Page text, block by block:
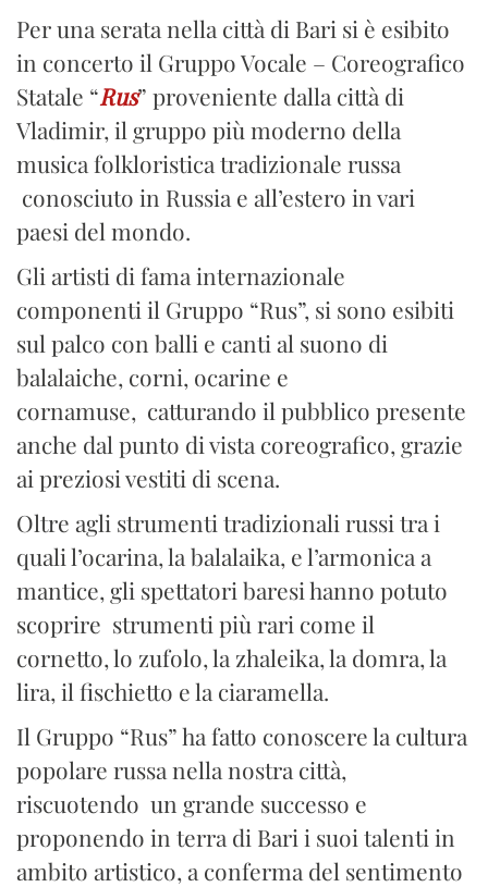
Per una serata nella città di Bari si è esibito
in concerto il Gruppo Vocale – Coreografico
Statale “Rus” proveniente dalla città di
Vladimir, il gruppo più moderno della
musica folkloristica tradizionale russa
conosciuto in Russia e all’estero in vari
paesi del mondo.
Gli artisti di fama internazionale
componenti il Gruppo “Rus”, si sono esibiti
sul palco con balli e canti al suono di
balalaiche, corni, ocarine e
cornamuse, catturando il pubblico presente
anche dal punto di vista coreografico, grazie
ai preziosi vestiti di scena.
Oltre agli strumenti tradizionali russi tra i
quali l’ocarina, la balalaika, e l’armonica a
mantice, gli spettatori baresi hanno potuto
scoprire strumenti più rari come il
cornetto, lo zufolo, la zhaleika, la domra, la
lira, il fischietto e la ciaramella.
Il Gruppo “Rus” ha fatto conoscere la cultura
popolare russa nella nostra città,
riscuotendo un grande successo e
proponendo in terra di Bari i suoi talenti in
ambito artistico, a conferma del sentimento